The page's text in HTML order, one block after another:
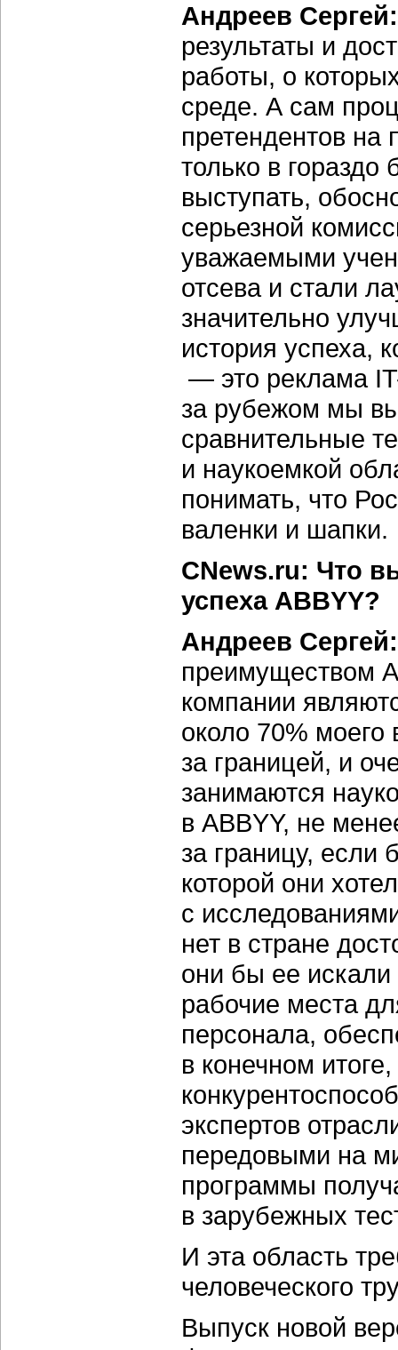
Андреев Сергей:
результаты и
работы, о
среде. А сам
претендентов
только в
выступать,
серьезной
уважаемыми
отсева и стали
значительно
история успеха,
— это реклама
за рубежом мы
сравнительные
и наукоемкой
понимать, что
валенки и шапки.
CNews.ru: Что
успеха ABBYY?
Андреев Сергей:
преимуществом
компании
около 70% моего
за границей, и
занимаются
в ABBYY, не
за границу, если
которой они
с
нет в стране
они бы ее
рабочие места
персонала,
в конечном
экспертов
передовыми на
программы
в зарубежных
И эта область
человеческого
Выпуск новой